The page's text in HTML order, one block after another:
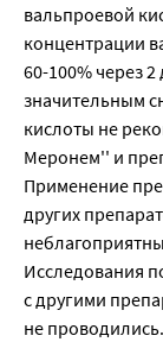
вальпроевой
концентрации
60-100% через
значительным
кислоты не
Меронем'' и
Применение
других
Исследования
с другими
не проводились.